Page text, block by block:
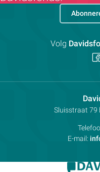
Adres:
Sluisstraat 79
E-mail:
Volg